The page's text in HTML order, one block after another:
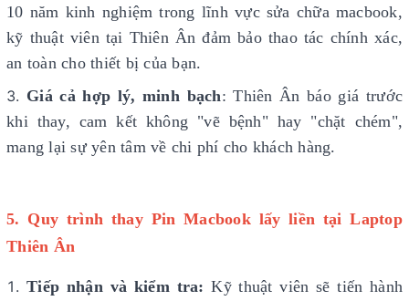
10 năm kinh nghiệm trong lĩnh vực sửa chữa macbook,
kỹ thuật viên tại Thiên Ân đảm bảo thao tác chính xác,
an toàn cho thiết bị của bạn.
Giá cả hợp lý, minh bạch: Thiên Ân báo giá trước
khi thay, cam kết không "vẽ bệnh" hay "chặt chém",
mang lại sự yên tâm về chi phí cho khách hàng.
5. Quy trình thay Pin Macbook lấy liền tại Laptop
Thiên Ân
Tiếp nhận và kiểm tra: Kỹ thuật viên sẽ tiến hành